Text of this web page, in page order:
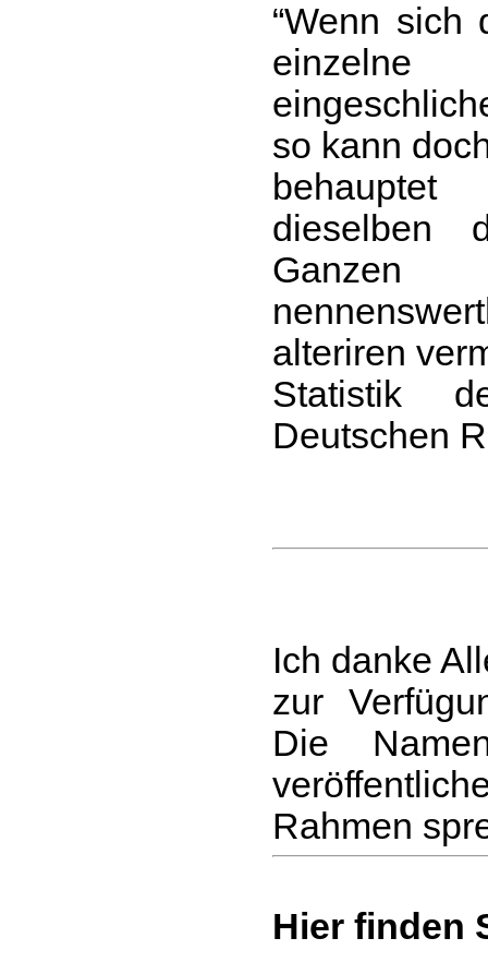
“Wenn sich
so kann
dieselben
alteriren
Statistik
Deutschen
Ich danke
zur
Die
Rahmen
Hier finden